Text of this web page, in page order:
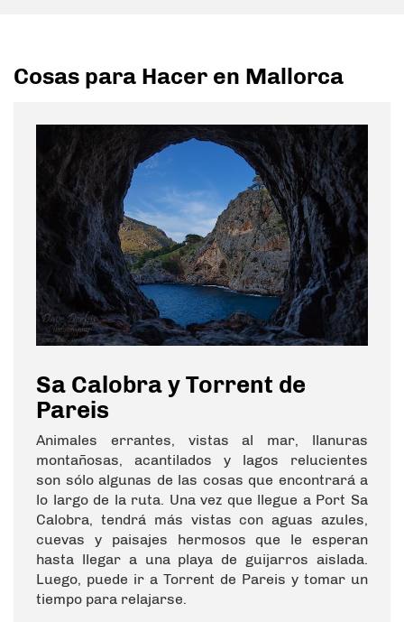
Cosas para Hacer en Mallorca
Sa Calobra y Torrent de
Pareis
Animales errantes, vistas al mar, llanuras
montañosas, acantilados y lagos relucientes
son sólo algunas de las cosas que encontrará a
lo largo de la ruta. Una vez que llegue a Port Sa
Calobra, tendrá más vistas con aguas azules,
cuevas y paisajes hermosos que le esperan
hasta llegar a una playa de guijarros aislada.
Luego, puede ir a Torrent de Pareis y tomar un
tiempo para relajarse.